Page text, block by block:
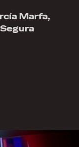
Marfa,